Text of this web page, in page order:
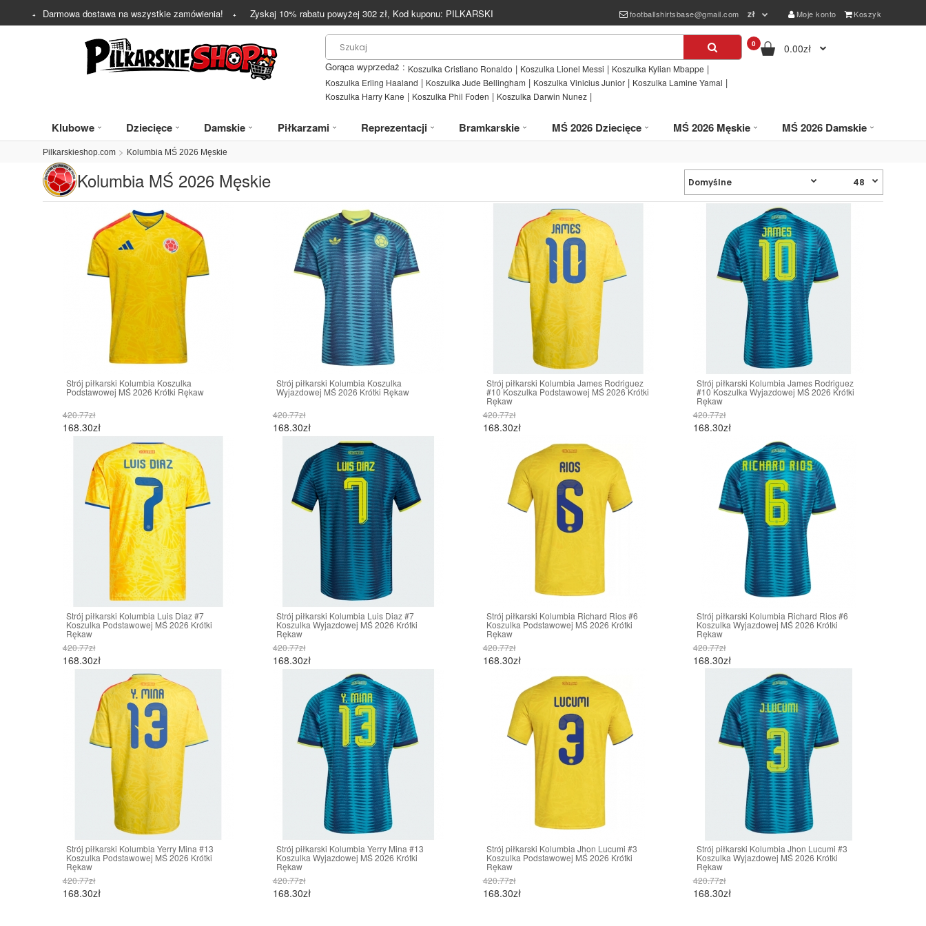
Darmowa dostawa na wszystkie zamówienia! Zyskaj 10% rabatu powyżej 302 zł, Kod kuponu: PILKARSKI footballshirtsbase@gmail.com zł Moje konto Koszyk
Gorąca wyprzedaż : Koszulka Cristiano Ronaldo | Koszulka Lionel Messi | Koszulka Kylian Mbappe |
Koszulka Erling Haaland | Koszulka Jude Bellingham | Koszulka Vinicius Junior | Koszulka Lamine Yamal |
Koszulka Harry Kane | Koszulka Phil Foden | Koszulka Darwin Nunez |
0 0.00zł
Klubowe Dziecięce Damskie Piłkarzami Reprezentacji Bramkarskie MŚ 2026 Dziecięce MŚ 2026 Męskie MŚ 2026 Damskie
Pilkarskieshop.com Kolumbia MŚ 2026 Męskie
Kolumbia MŚ 2026 Męskie
Strój piłkarski Kolumbia Koszulka
Podstawowej MŚ 2026 Krótki Rękaw
420.77zł
168.30zł
Strój piłkarski Kolumbia Koszulka
Wyjazdowej MŚ 2026 Krótki Rękaw
420.77zł
168.30zł
Strój piłkarski Kolumbia James Rodriguez
#10 Koszulka Podstawowej MŚ 2026 Krótki
Rękaw
420.77zł
168.30zł
Strój piłkarski Kolumbia James Rodriguez
#10 Koszulka Wyjazdowej MŚ 2026 Krótki
Rękaw
420.77zł
168.30zł
Strój piłkarski Kolumbia Luis Diaz #7
Koszulka Podstawowej MŚ 2026 Krótki
Rękaw
420.77zł
168.30zł
Strój piłkarski Kolumbia Luis Diaz #7
Koszulka Wyjazdowej MŚ 2026 Krótki
Rękaw
420.77zł
168.30zł
Strój piłkarski Kolumbia Richard Rios #6
Koszulka Podstawowej MŚ 2026 Krótki
Rękaw
420.77zł
168.30zł
Strój piłkarski Kolumbia Richard Rios #6
Koszulka Wyjazdowej MŚ 2026 Krótki
Rękaw
420.77zł
168.30zł
Strój piłkarski Kolumbia Yerry Mina #13
Koszulka Podstawowej MŚ 2026 Krótki
Rękaw
420.77zł
168.30zł
Strój piłkarski Kolumbia Yerry Mina #13
Koszulka Wyjazdowej MŚ 2026 Krótki
Rękaw
420.77zł
168.30zł
Strój piłkarski Kolumbia Jhon Lucumi #3
Koszulka Podstawowej MŚ 2026 Krótki
Rękaw
420.77zł
168.30zł
Strój piłkarski Kolumbia Jhon Lucumi #3
Koszulka Wyjazdowej MŚ 2026 Krótki
Rękaw
420.77zł
168.30zł